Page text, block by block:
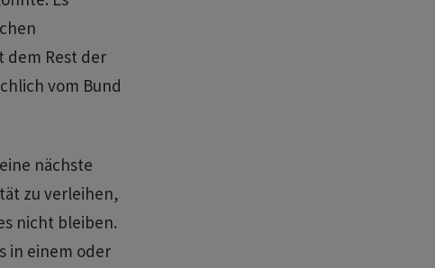
dem Rest der
vom Bund
nächste
zu verleihen,
nicht bleiben.
in einem oder